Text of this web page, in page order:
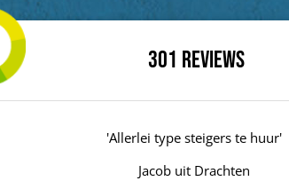
301 Reviews
'Allerlei type steigers te huur'
Jacob uit Drachten